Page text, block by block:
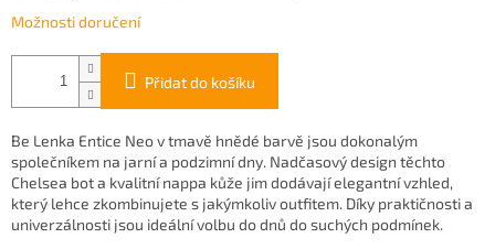
Možnosti doručení
Přidat do košíku
Be Lenka Entice Neo v tmavě hnědé barvě jsou dokonalým
společníkem na jarní a podzimní dny. Nadčasový design těchto
Chelsea bot a kvalitní nappa kůže jim dodávají elegantní vzhled,
který lehce zkombinujete s jakýmkoliv outfitem. Díky praktičnosti a
univerzálnosti jsou ideální volbu do dnů do suchých podmínek.